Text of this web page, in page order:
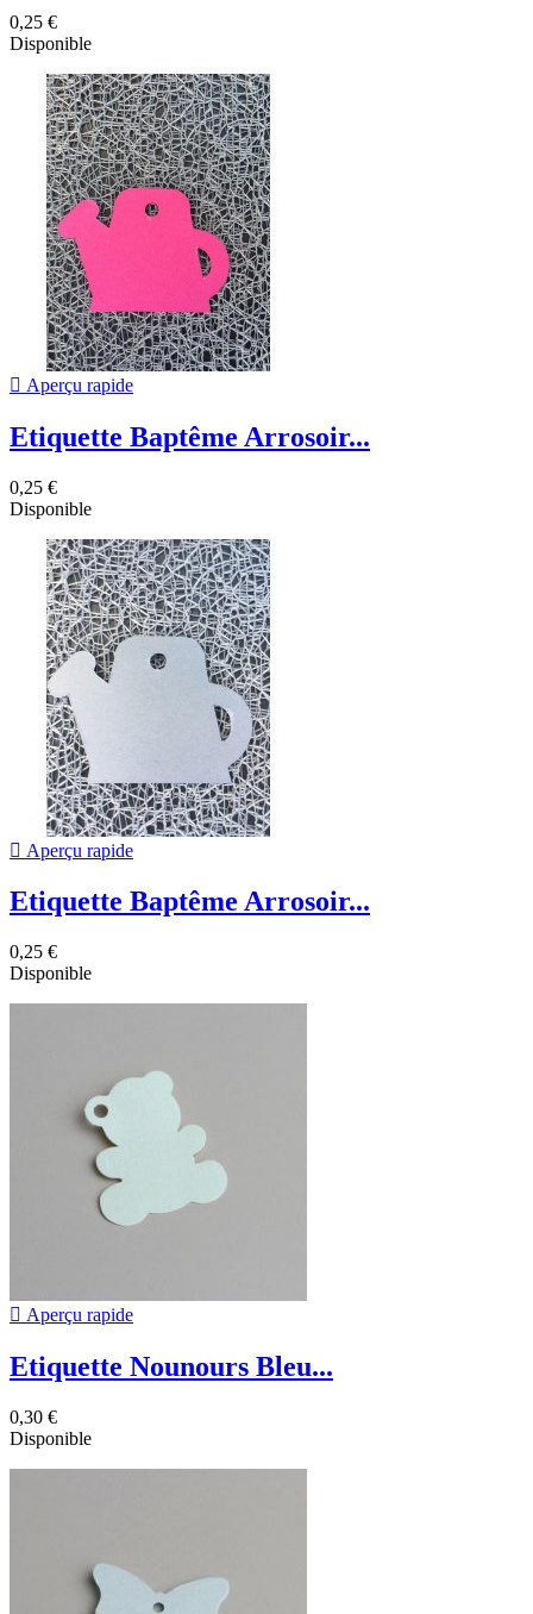
0,25 €
Disponible
 Aperçu rapide
Etiquette Baptême Arrosoir...
0,25 €
Disponible
 Aperçu rapide
Etiquette Baptême Arrosoir...
0,25 €
Disponible
 Aperçu rapide
Etiquette Nounours Bleu...
0,30 €
Disponible